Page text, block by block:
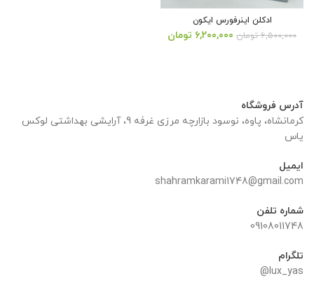
ادکلن اینرفورس ایکون
۶,۵۰۰,۰۰۰ تومان قیمت
۶,۲۰۰,۰۰۰ تومان
آدرس فروشگاه
کرمانشاه، پاوه، نوسود بازارچه مرزی غرفه 9، آرایشی بهداشتی لوکس
یاس
ایمیل
shahramkarami1748@gmail.com
شماره تلفن
09108011748
تلگرام
lux_yas@